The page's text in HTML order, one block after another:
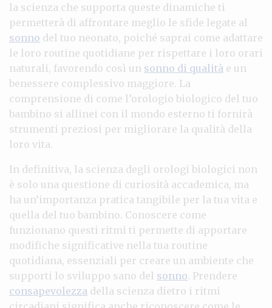
la scienza che supporta queste dinamiche ti
permetterà di affrontare meglio le sfide legate al
sonno del tuo neonato, poiché saprai come adattare
le loro routine quotidiane per rispettare i loro orari
naturali, favorendo così un sonno di qualità e un
benessere complessivo maggiore. La
comprensione di come l’orologio biologico del tuo
bambino si allinei con il mondo esterno ti fornirà
strumenti preziosi per migliorare la qualità della
loro vita.
In definitiva, la scienza degli orologi biologici non
è solo una questione di curiosità accademica, ma
ha un’importanza pratica tangibile per la tua vita e
quella del tuo bambino. Conoscere come
funzionano questi ritmi ti permette di apportare
modifiche significative nella tua routine
quotidiana, essenziali per creare un ambiente che
supporti lo sviluppo sano del sonno. Prendere
consapevolezza della scienza dietro i ritmi